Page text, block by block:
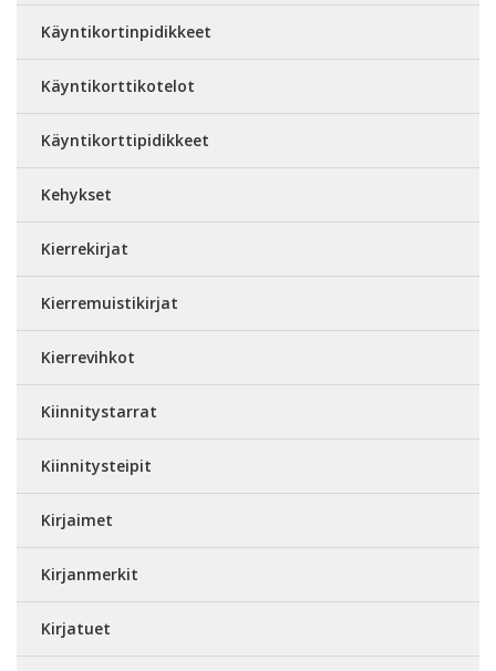
Käyntikortinpidikkeet
Käyntikorttikotelot
Käyntikorttipidikkeet
Kehykset
Kierrekirjat
Kierremuistikirjat
Kierrevihkot
Kiinnitystarrat
Kiinnitysteipit
Kirjaimet
Kirjanmerkit
Kirjatuet